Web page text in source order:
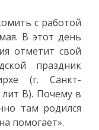
с работой
В этот день
отметит свой
праздник
(г. Санкт-
лит В). Почему в
там родился
помогает».